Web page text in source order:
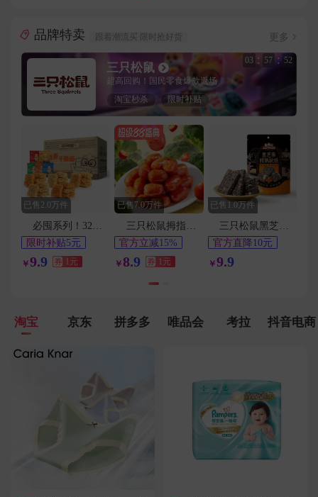
用户189****6682在2分钟前下单成功
用户153****5647在8分钟前下单成功
用户130****9539在7分钟前下单成功
用户135****9475在5分钟前下单成功
用户189****7513在5分钟前下单成功
用户130****6153在8分钟前下单成功
用户186****1118在6分钟前下单成功
用户155****2098在2分钟前下单成功
用户158****8889在3分钟前下单成功
用户135****9806在6分钟前下单成功
用户153****1868在9分钟前下单成功
用户150****4577在1分钟前下单成功
品牌特卖 跟着潮流买 限时抢好货 更多
三只松鼠
超高回购！国民零食爆款返场
淘宝秒杀
限时补贴
03 : 57 : 49
已售2.0万件
必囤系列！32包！三只松鼠蟹黄干脆面a2
限时补贴5元
42天最低价
￥9.9 券 1元
已售7.0万件
三只松鼠拇指小肉肠20包
官方立减15%
1元
￥ 8.9 券 1元
已售1.0万件
三只松鼠黑芝麻核桃软糕210g
官方直降10元
淘金币频道抵扣
￥9.9
淘宝 京东 拼多多 唯品会 考拉 抖音电商